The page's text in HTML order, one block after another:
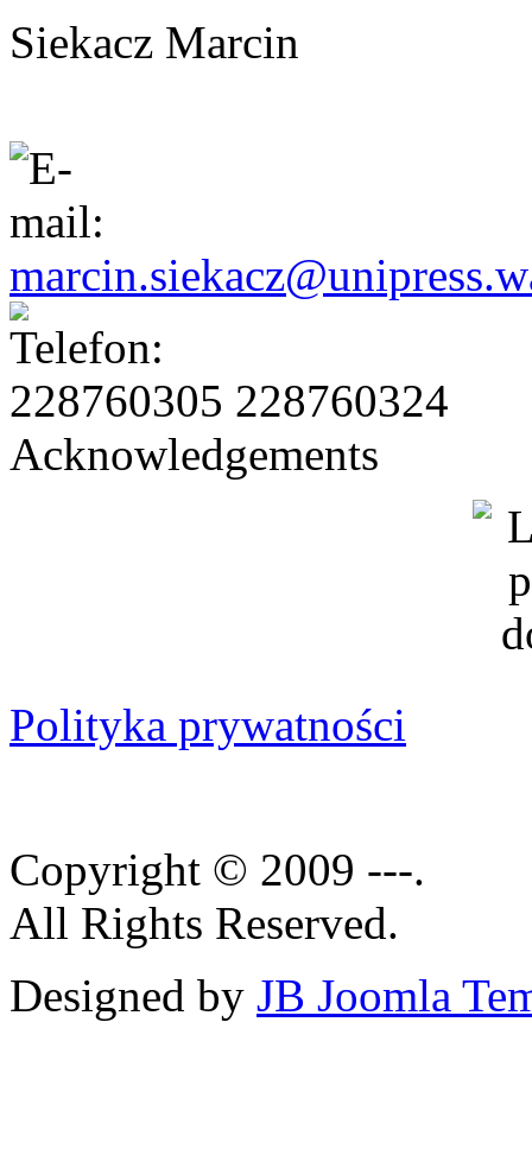
Siekacz Marcin
228760305 228760324
Acknowledgements
Polityka prywatności
Copyright © 2009 ---.
All Rights Reserved.
Designed by JB Joomla